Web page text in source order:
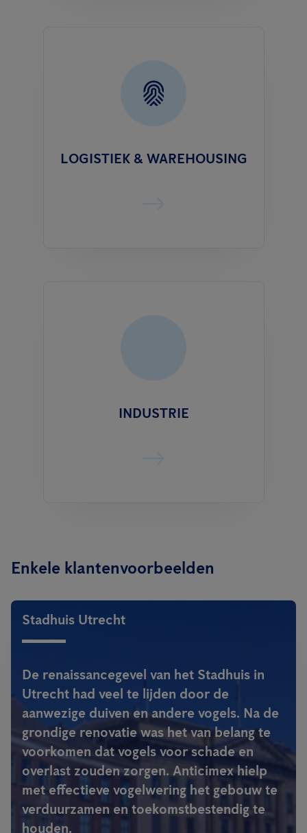
LOGISTIEK & WAREHOUSING
INDUSTRIE
Enkele klantenvoorbeelden
Stadhuis Utrecht
De renaissancegevel van het Stadhuis in
Utrecht had veel te lijden door de
aanwezige duiven en andere vogels. Na de
grondige renovatie was het van belang te
voorkomen dat vogels voor schade en
overlast zouden zorgen. Anticimex hielp
met effectieve vogelwering het gebouw te
verduurzamen en toekomstbestendig te
houden.